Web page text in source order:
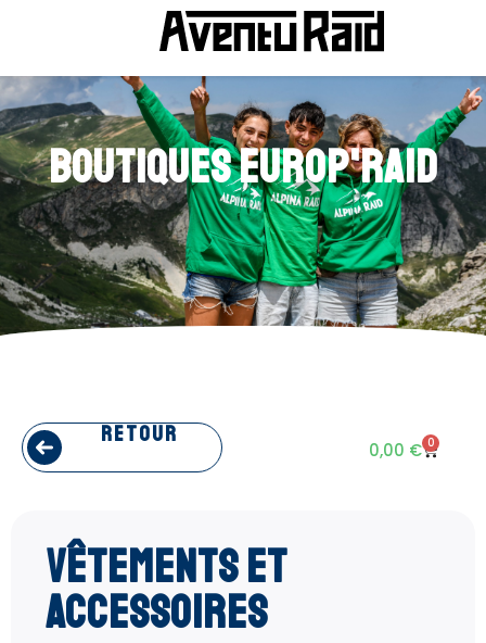
Boutiques europ'raid
retour
0,00 € 0
Vêtements et
accessoires